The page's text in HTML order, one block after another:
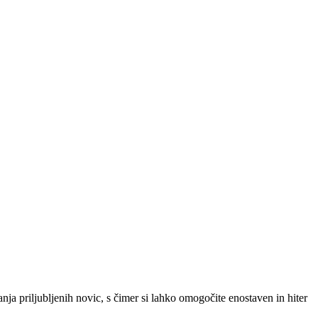
priljubljenih novic, s čimer si lahko omogočite enostaven in hiter